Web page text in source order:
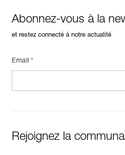
Abonnez-vous à la
et restez connecté à notre actualité
Email *
Rejoignez la